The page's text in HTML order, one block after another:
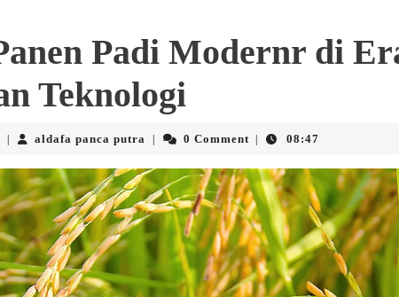
Padi Modernr di
Teknologi
21
2026
aldafa panca putra aldafa
putra
0 Comment 08:47